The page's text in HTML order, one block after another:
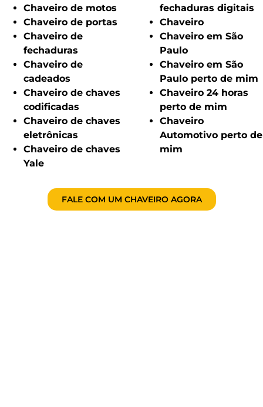
Chaveiro de motos
Chaveiro de portas
Chaveiro de
fechaduras
Chaveiro de
cadeados
Chaveiro de chaves
codificadas
Chaveiro de chaves
eletrônicas
Chaveiro de chaves
Yale
fechaduras digitais
Chaveiro
Chaveiro em São
Paulo
Chaveiro em São
Paulo perto de mim
Chaveiro 24 horas
perto de mim
Chaveiro
Automotivo perto de
mim
FALE COM UM CHAVEIRO AGORA